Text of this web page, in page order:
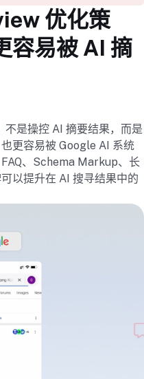
优化策
容易被 AI 摘
是操控 AI 摘要结果，而是
更容易被 Google AI 系统
、Schema Markup、长
以提升在 AI 搜寻结果中的